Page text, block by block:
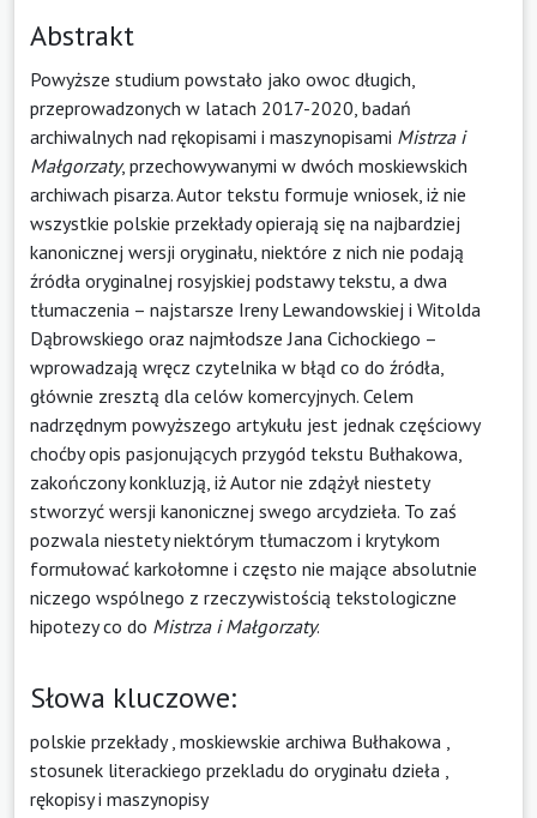
Abstrakt
Powyższe studium powstało jako owoc długich,
przeprowadzonych w latach 2017-2020, badań
archiwalnych nad rękopisami i maszynopisami Mistrza i
Małgorzaty, przechowywanymi w dwóch moskiewskich
archiwach pisarza. Autor tekstu formuje wniosek, iż nie
wszystkie polskie przekłady opierają się na najbardziej
kanonicznej wersji oryginału, niektóre z nich nie podają
źródła oryginalnej rosyjskiej podstawy tekstu, a dwa
tłumaczenia – najstarsze Ireny Lewandowskiej i Witolda
Dąbrowskiego oraz najmłodsze Jana Cichockiego –
wprowadzają wręcz czytelnika w błąd co do źródła,
głównie zresztą dla celów komercyjnych. Celem
nadrzędnym powyższego artykułu jest jednak częściowy
choćby opis pasjonujących przygód tekstu Bułhakowa,
zakończony konkluzją, iż Autor nie zdążył niestety
stworzyć wersji kanonicznej swego arcydzieła. To zaś
pozwala niestety niektórym tłumaczom i krytykom
formułować karkołomne i często nie mające absolutnie
niczego wspólnego z rzeczywistością tekstologiczne
hipotezy co do Mistrza i Małgorzaty.
Słowa kluczowe:
polskie przekłady, moskiewskie archiwa Bułhakowa
stosunek literackiego przekladu do oryginału dzieła
rękopisy i maszynopisy